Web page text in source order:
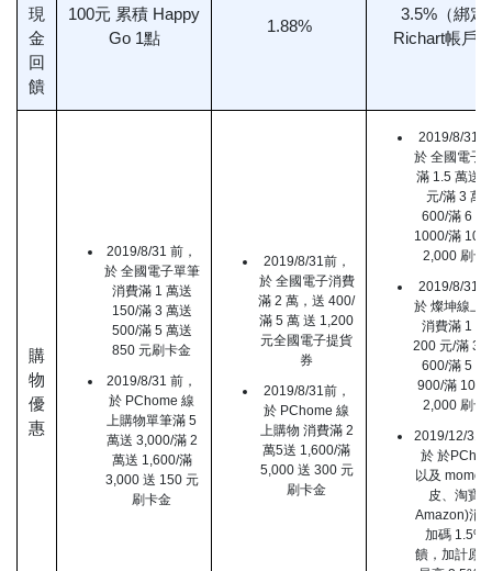
現
金
回
饋
100元 累積 Happy
Go 1點
1.88%
3.5%（綁定
Richart帳戶
購
物
優
惠
2019/8/31 前，
於 全國電子單筆
消費滿 1 萬送
150/滿 3 萬送
500/滿 5 萬送
850 元刷卡金
2019/8/31 前，
於 PChome 線
上購物單筆滿 5
萬送 3,000/滿 2
萬送 1,600/滿
3,000 送 150 元
刷卡金
2019/8/31前，
於 全國電子消費
滿 2 萬，送 400/
滿 5 萬 送 1,200
元全國電子提貨
券
2019/8/31前，
於 PChome 線
上購物 消費滿 2
萬5送 1,600/滿
5,000 送 300 元
刷卡金
2019/8/31
於 全國電子
滿 1.5 萬送
元/滿 3 萬
600/滿 6 萬
1000/滿 10
2,000 刷卡
2019/8/31
於 燦坤線上
消費滿 1 萬
200 元/滿 3
600/滿 5 萬
900/滿 10
2,000 刷卡
2019/12/31
於 於
以及 momo
皮、淘寶
Amazon)消
加碼 1.5%
饋，加計原